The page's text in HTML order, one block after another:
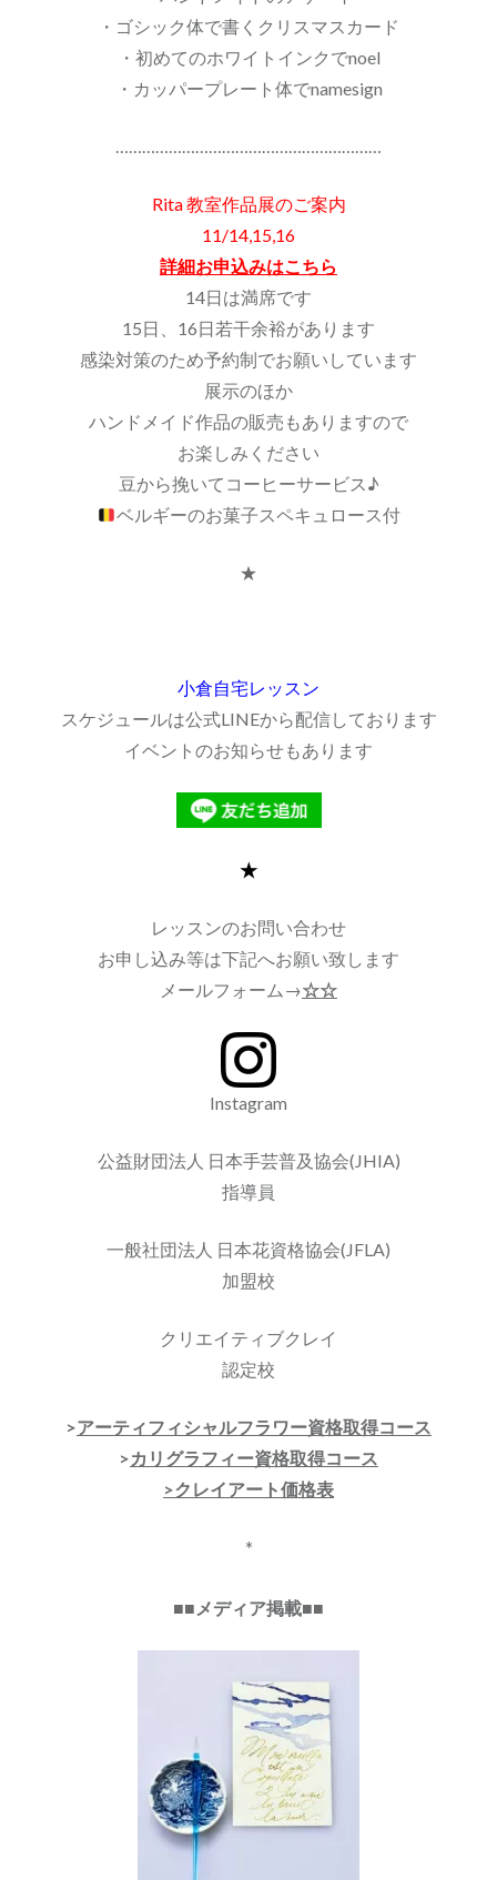
・ゴシック体で書くクリスマスカード
・初めてのホワイトインクでnoel
・カッパープレート体でnamesign
……………………………………………………
Rita 教室作品展のご案内
11/14,15,16
詳細お申込みはこちら
14日は満席です
15日、16日若干余裕があります
感染対策のため予約制でお願いしています
展示のほか
ハンドメイド作品の販売もありますので
お楽しみください
豆から挽いてコーヒーサービス♪
ベルギーのお菓子スペキュロース付
★
小倉自宅レッスン
スケジュールは公式LINEから配信しております
イベントのお知らせもあります
★
レッスンのお問い合わせ
お申し込み等は下記へお願い致します
メールフォーム→☆☆
Instagram
公益財団法人 日本手芸普及協会(JHIA)
指導員
一般社団法人 日本花資格協会(JFLA)
加盟校
クリエイティブクレイ
認定校
>アーティフィシャルフラワー資格取得コース
>カリグラフィー資格取得コース
>クレイアート価格表
*
■■メディア掲載■■